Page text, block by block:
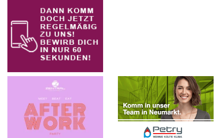
Klinikum…(mehr)